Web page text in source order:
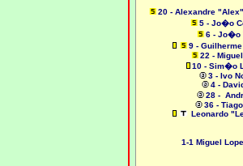
20 - Alexandre
5 - Jo�o
6 - Jo�o
9 -
22 -
10 - Sim�o
3 - Ivo
4 -
28 -
36 -
Leonardo
1-1 Miguel